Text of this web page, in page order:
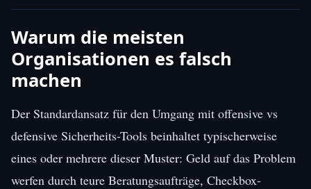
Warum die meisten
Organisationen es falsch
machen
Der Standardansatz für den Umgang mit offensive vs
defensive Sicherheits-Tools beinhaltet typischerweise
eines oder mehrere dieser Muster: Geld auf das Problem
werfen durch teure Beratungsaufträge, Checkbox-